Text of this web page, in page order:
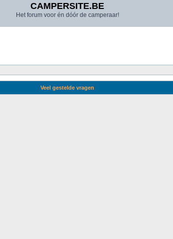
CAMPERSITE.BE
Het forum voor én dóór de camperaar!
Veel gestelde vragen